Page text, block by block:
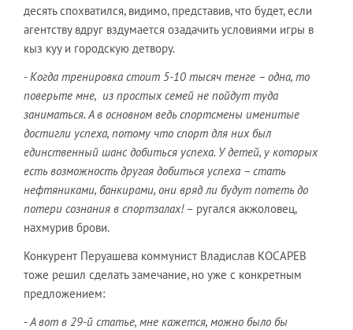
десять спохватился, видимо, представив, что будет, если
агентству вдруг вздумается озадачить условиями игры в
кыз куу и городскую детвору.
- Когда тренировка стоит 5-10 тысяч тенге – одна, то
поверьте мне, из простых семей не пойдут туда
заниматься. А в основном ведь спортсмены именитые
достигли успеха, потому что спорт для них был
единственный шанс добиться успеха. У детей, у которых
есть возможность другая добиться успеха – стать
нефтяниками, банкирами, они вряд ли будут потеть до
потери сознания в спортзалах!– ругался акжоловец,
нахмурив брови.
Конкурент Перуашева коммунист Владислав КОСАРЕВ
тоже решил сделать замечание, но уже с конкретным
предложением:
-А вот в 29-й статье, мне кажется, можно было бы